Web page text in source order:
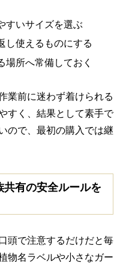
すいサイズを選ぶ
し使えるものにする
場所へ常備しておく
業前に迷わず着けられる
すく、結果として素手で
ので、最初の購入では継
共有の安全ルールを
頭で注意するだけだと毎
物名ラベルや小さなガー